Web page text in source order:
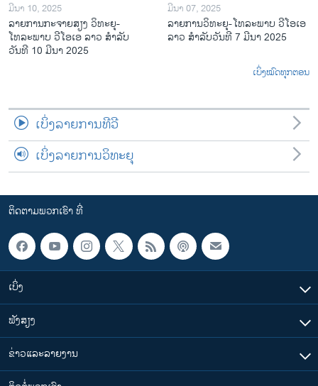
ມີນາ 10, 2025
ລາຍການກະຈາຍສຽງ ວິທະຍຸ-
ໂທລະພາບ ວີໂອເອ ລາວ ສຳລັບ
ວັນທີ 10 ມີນາ 2025
ມີນາ 07, 2025
ລາຍການ​ວິ​ທະ​ຍ​ຸ-ໂທ​ລະ​ພາບ ວີໂອເອ
ລາວ ສຳ​ລັບ​ວັນ​ທີ 7 ມີ​ນາ 2025
ເບິ່ງໝົດທຸກຕອນ
ເບິ່ງລາຍການທີວີ
ເບິ່ງລາຍການວິທະຍຸ
ຕິດຕາມພວກເຮົາ ທີ່
ເບິ່ງ
ຟັງສຽງ
ຂ່າວແລະລາຍງານ